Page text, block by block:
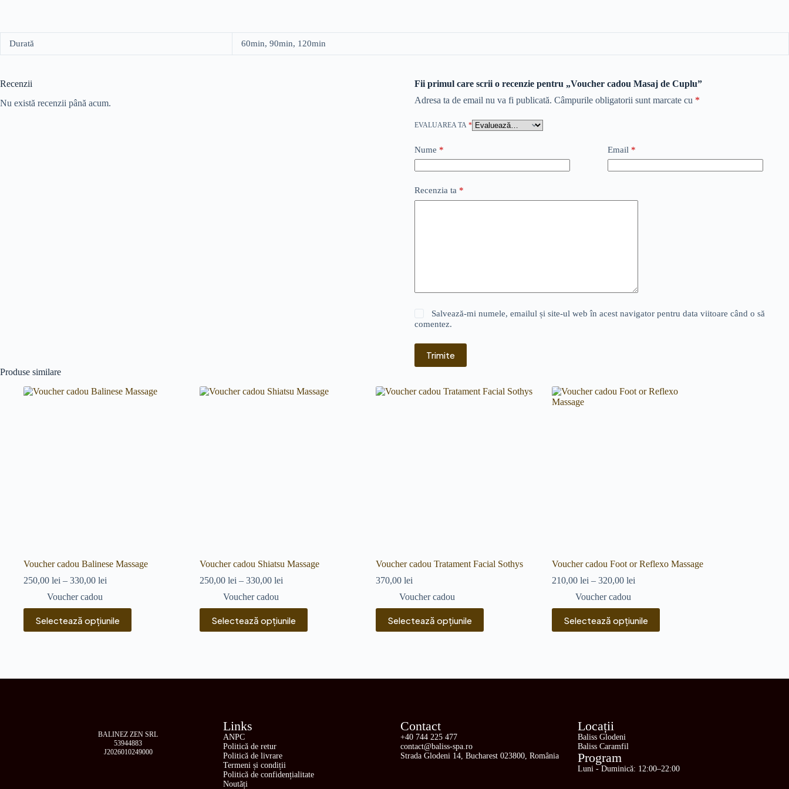
Durată 60min, 90min, 120min
Recenzii
Nu există recenzii până acum.
Fii primul care scrii o recenzie pentru „Voucher cadou Masaj de Cuplu”
Adresa ta de email nu va fi publicată. Câmpurile obligatorii sunt marcate cu *
EVALUAREA TA *
Nume * Email *
Recenzia ta *
Salvează-mi numele, emailul și site-ul web în acest navigator pentru data viitoare când o să
comentez.
Trimite
Produse similare
Voucher cadou Balinese Massage
250,00 lei – 330,00 lei
Voucher cadou
Selectează opțiunile
Voucher cadou Shiatsu Massage
250,00 lei – 330,00 lei
Voucher cadou
Selectează opțiunile
Voucher cadou Tratament Facial Sothys
370,00 lei
Voucher cadou
Selectează opțiunile
Voucher cadou Foot or Reflexo Massage
210,00 lei – 320,00 lei
Voucher cadou
Selectează opțiunile
BALINEZ ZEN SRL
53944883
J2026010249000
Links
ANPC
Politică de retur
Politică de livrare
Termeni și condiții
Politică de confidențialitate
Noutăți
Contact
+40 744 225 477
contact@baliss-spa.ro
Strada Glodeni 14, Bucharest 023800, România
Locații
Baliss Glodeni
Baliss Caramfil
Program
Luni - Duminică: 12:00–22:00